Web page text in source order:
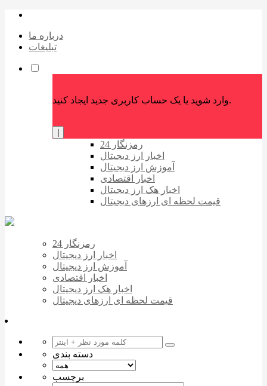
درباره ما
تبلیغات
وارد شوید یا یک حساب کاربری جدید ایجاد کنید.
رمزنگار 24
اخبار ارز دیجیتال
آموزش ارز دیجیتال
اخبار اقتصادی
اخبار هک ارز دیجیتال
قیمت لحظه ای ارزهای دیجیتال
رمزنگار 24
اخبار ارز دیجیتال
آموزش ارز دیجیتال
اخبار اقتصادی
اخبار هک ارز دیجیتال
قیمت لحظه ای ارزهای دیجیتال
دسته بندی
برچسب